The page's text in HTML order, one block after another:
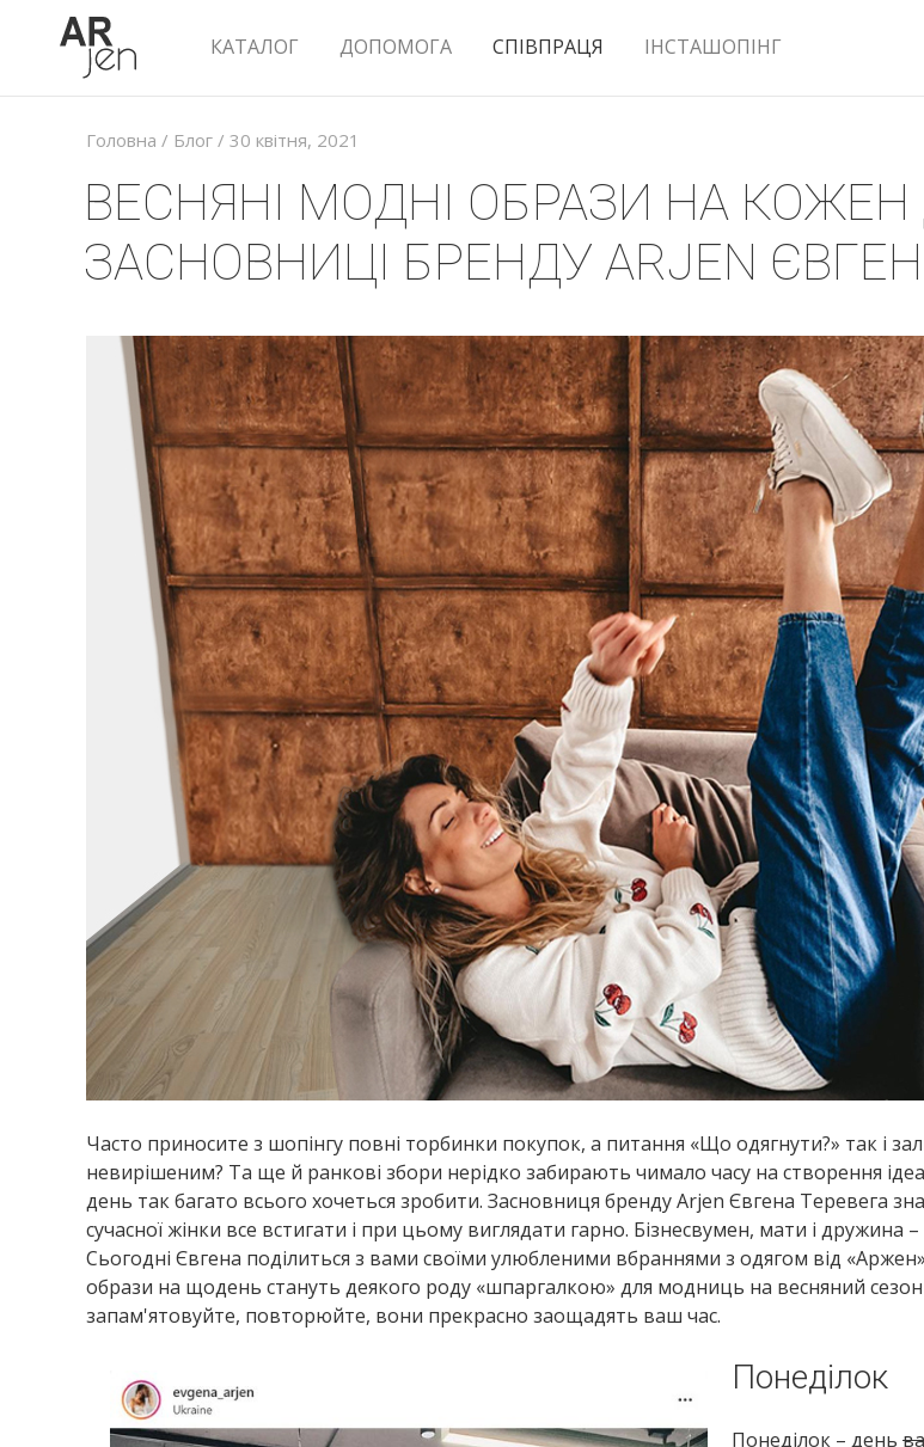
КАТАЛОГ ДОПОМОГА СПІВПРАЦЯ ІНСТАШОПІНГ
Головна / Блог / 30 квiтня, 2021
ВЕСНЯНІ МОДНІ ОБРАЗИ НА
ЗАСНОВНИЦІ БРЕНДУ ARJEN
Часто приносите з шопінгу повні торбинки покупок, а питання «Що одягнути?» так і
невирішеним? Та ще й ранкові збори нерідко забирають чимало часу на створення
день так багато всього хочеться зробити. Засновниця бренду Arjen Євгена Теревега
сучасної жінки все встигати і при цьому виглядати гарно. Бізнесвумен, мати і дружина
Сьогодні Євгена поділиться з вами своїми улюбленими вбраннями з одягом від
образи на щодень стануть деякого роду «шпаргалкою» для модниць на весняний сезон
запам'ятовуйте, повторюйте, вони прекрасно заощадять ваш час.
Понеділок
Понеділок – день